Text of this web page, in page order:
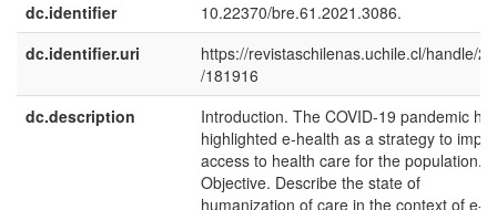
dc.identifier
10.22370/bre.61.2021.3086.
dc.identifier.uri
https://revistaschilenas.uchile.cl/handle/
/181916
dc.description
Introduction. The COVID-19 pandemic
highlighted e-health as a strategy to
access to health care for the population.
Objective. Describe the state of
humanization of care in the context of e-